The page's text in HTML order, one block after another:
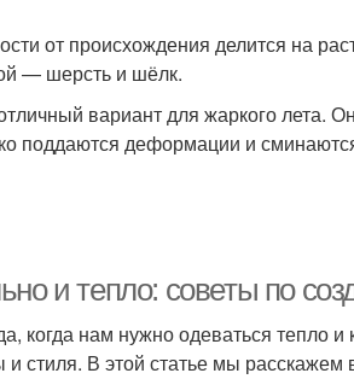
от происхождения делится на
— шерсть и шёлк.
вариант для жаркого лета.
поддаются деформации и
и тепло: советы по
когда нам нужно одеваться тепло
и стиля. В этой статье мы